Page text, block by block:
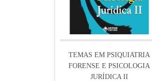
TEMAS EM PSIQUIATRIA
FORENSE E PSICOLOGIA
JURÍDICA II